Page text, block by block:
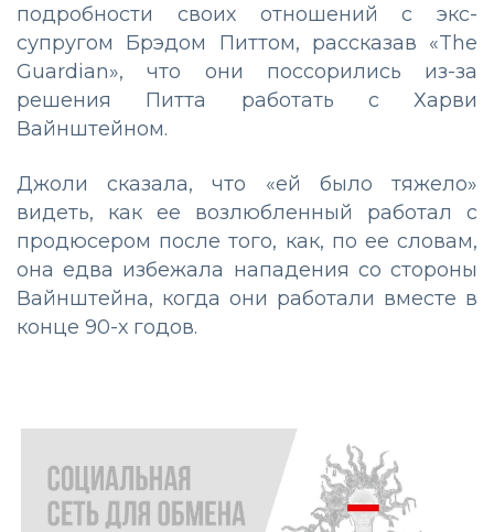
подробности своих отношений с экс-
супругом Брэдом Питтом, рассказав «The
Guardian», что они поссорились из-за
решения Питта работать с Харви
Вайнштейном.
Джоли сказала, что «ей было тяжело»
видеть, как ее возлюбленный работал с
продюсером после того, как, по ее словам,
она едва избежала нападения со стороны
Вайнштейна, когда они работали вместе в
конце 90-х годов.